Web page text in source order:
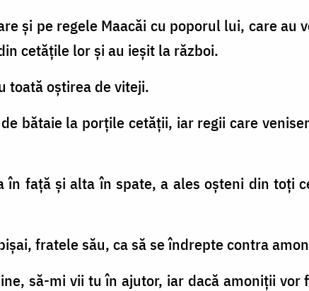
şi pe regele Maacăi cu poporul lui, care au
cetăţile lor şi au ieşit la război.
toată oştirea de viteji.
bătaie la porţile cetăţii, iar regii care
faţă şi alta în spate, a ales oşteni din toţi
fratele său, ca să se îndrepte contra
să-mi vii tu în ajutor, iar dacă amoniţii vor